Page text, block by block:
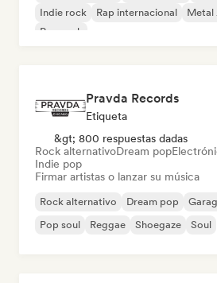
Indie rock
Rap internacional
Metal
Pop rock
Pravda Records
Etiqueta
&gt; 800 respuestas dadas
Rock alternativoDream pop
Indie pop
Firmar artistas o lanzar su música
Rock alternativo Dream pop
Pop soul
Reggae Shoegaze Soul